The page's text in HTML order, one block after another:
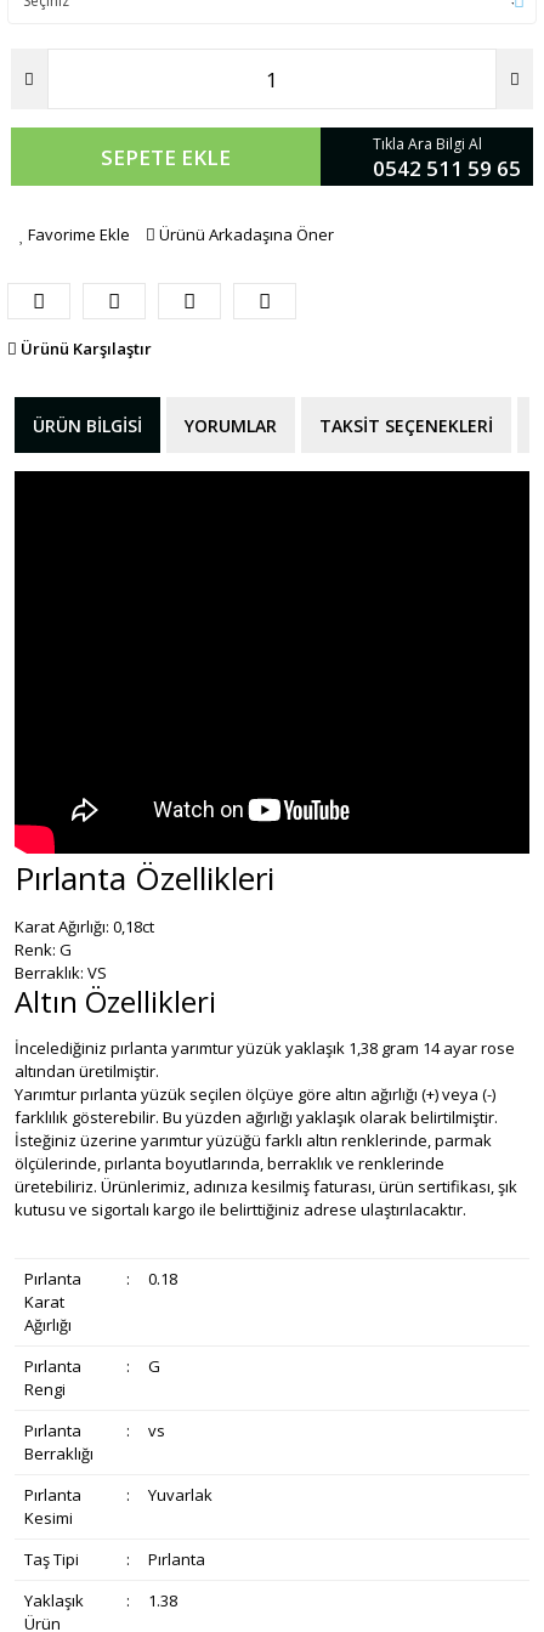
SEPETE EKLE Tıkla Ara Bilgi Al
0542 511 59 65
Favorime Ekle Ürünü Arkadaşına Öner
Ürünü Karşılaştır
ÜRÜN BILGISI YORUMLAR TAKSIT SEÇENEKLERI
Pırlanta Özellikleri
Karat Ağırlığı: 0,18ct
Renk: G
Berraklık: VS
Altın Özellikleri
İncelediğiniz pırlanta yarımtur yüzük yaklaşık 1,38 gram 14 ayar rose
altından üretilmiştir.
Yarımtur pırlanta yüzük seçilen ölçüye göre altın ağırlığı (+) veya (-)
farklılık gösterebilir. Bu yüzden ağırlığı yaklaşık olarak belirtilmiştir.
İsteğiniz üzerine yarımtur yüzüğü farklı altın renklerinde, parmak
ölçülerinde, pırlanta boyutlarında, berraklık ve renklerinde
üretebiliriz. Ürünlerimiz, adınıza kesilmiş faturası, ürün sertifikası, şık
kutusu ve sigortalı kargo ile belirttiğiniz adrese ulaştırılacaktır.
Pırlanta
Karat
Ağırlığı
: 0.18
Pırlanta
Rengi
: G
Pırlanta
Berraklığı
: vs
Pırlanta
Kesimi
: Yuvarlak
Taş Tipi :
Pırlanta
Yaklaşık
Ürün
: 1.38